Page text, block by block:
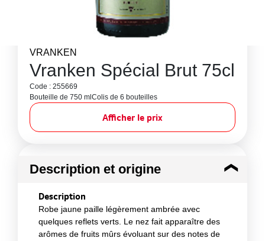
VRANKEN
Vranken Spécial Brut 75cl
Code : 255669
Bouteille de 750 ml Colis de 6 bouteilles
Afficher le prix
Description et origine
Description
Robe jaune paille légèrement ambrée avec
quelques reflets verts. Le nez fait apparaître des
arômes de fruits mûrs évoluant sur des notes de